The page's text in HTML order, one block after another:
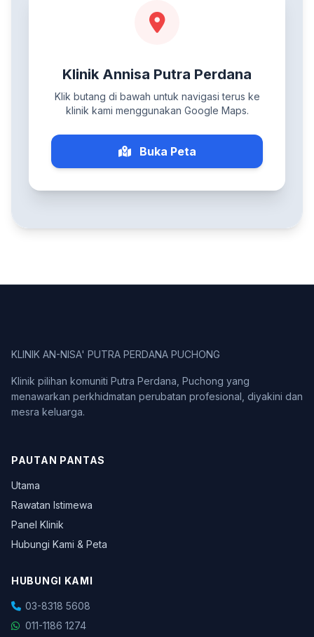
Klinik Annisa Putra Perdana
Klik butang di bawah untuk navigasi terus ke
klinik kami menggunakan Google Maps.
Buka Peta
KLINIK AN-NISA' PUTRA PERDANA PUCHONG
Klinik pilihan komuniti Putra Perdana, Puchong yang
menawarkan perkhidmatan perubatan profesional, diyakini dan
mesra keluarga.
PAUTAN PANTAS
Utama
Rawatan Istimewa
Panel Klinik
Hubungi Kami & Peta
HUBUNGI KAMI
03-8318 5608
011-1186 1274